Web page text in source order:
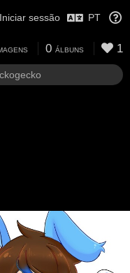
Iniciar sessão PT
0 ÁLBUNS 1